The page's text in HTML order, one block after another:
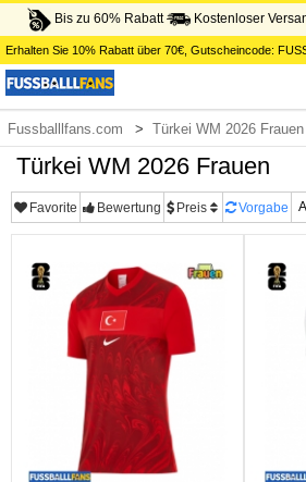
Bis zu 60% Rabatt Kostenloser
Erhalten Sie 10% Rabatt über 70€ , Gutscheincode:
Fussballlfans.com Türkei WM 2026 Frauen
Türkei WM 2026 Frauen
Favorite Bewertung Preis Vorgabe